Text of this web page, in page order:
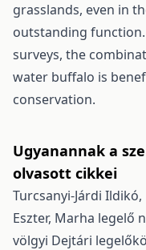
grasslands, even in
outstanding
surveys, the
water buffalo is
conservation.
Ugyanannak a
olvasott cikkei
Turcsanyi-Járdi Ildikó,
Eszter, Marha legelő
völgyi Dejtári